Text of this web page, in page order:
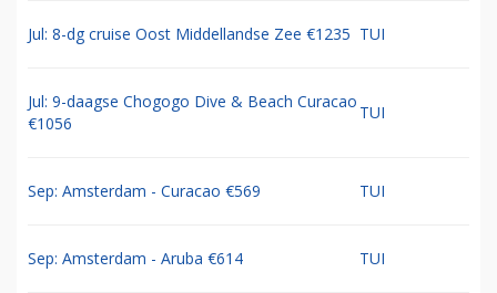
Jul: 8-dg cruise Oost Middellandse Zee €1235 TUI
Jul: 9-daagse Chogogo Dive & Beach Curacao
€1056
TUI
Sep: Amsterdam - Curacao €569 TUI
Sep: Amsterdam - Aruba €614 TUI